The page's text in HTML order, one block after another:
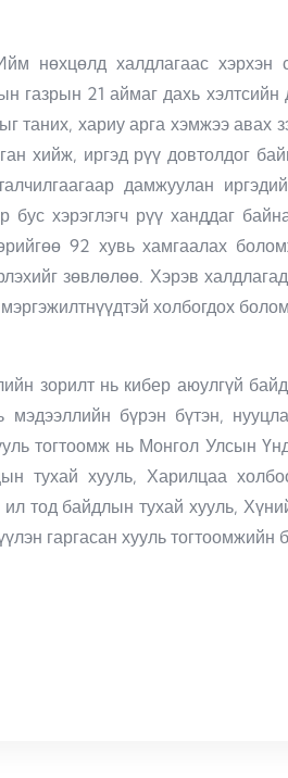
нөхцөлд халдлагаас хэрхэн
21 аймаг дахь хэлтсийн
таних, хариу арга хэмжээ авах
хийж, иргэд рүү довтолдог
дамжуулан
хэрэглэгч рүү ханддаг
92 хувь хамгаалах
зөвлөлөө. Хэрэв
холбогдох
зорилт нь кибер аюулгүй
бүрэн бүтэн,
тогтоомж нь Монгол Улсын
тухай хууль, Харилцаа
тод байдлын тухай хууль,
гаргасан хууль тогтоомжийн